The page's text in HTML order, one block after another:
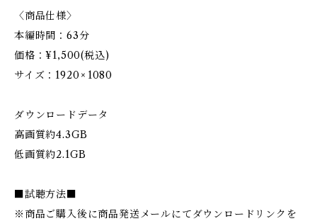
〈商品仕様〉
本編時間：63分
価格：¥1,500(税込)
サイズ：1920 × 1080
ダウンロードデータ
高画質約4.3GB
低画質約2.1GB
■試聴方法■
※商品ご購入後に商品発送メールにてダウンロードリンクを